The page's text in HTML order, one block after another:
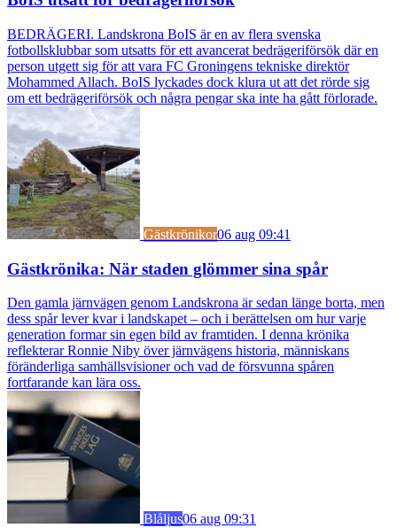
BEDRÄGERI. Landskrona BoIS är en av flera svenska
fotbollsklubbar som utsatts för ett avancerat bedrägeriförsök där en
person utgett sig för att vara FC Groningens tekniske direktör
Mohammed Allach. BoIS lyckades dock klura ut att det rörde sig
om ett bedrägeriförsök och några pengar ska inte ha gått förlorade.
Gästkrönikor06 aug 09:41
Gästkrönika: När staden glömmer sina spår
Den gamla järnvägen genom Landskrona är sedan länge borta, men
dess spår lever kvar i landskapet – och i berättelsen om hur varje
generation formar sin egen bild av framtiden. I denna krönika
reflekterar Ronnie Niby över järnvägens historia, människans
föränderliga samhällsvisioner och vad de försvunna spåren
fortfarande kan lära oss.
Blåljus06 aug 09:31